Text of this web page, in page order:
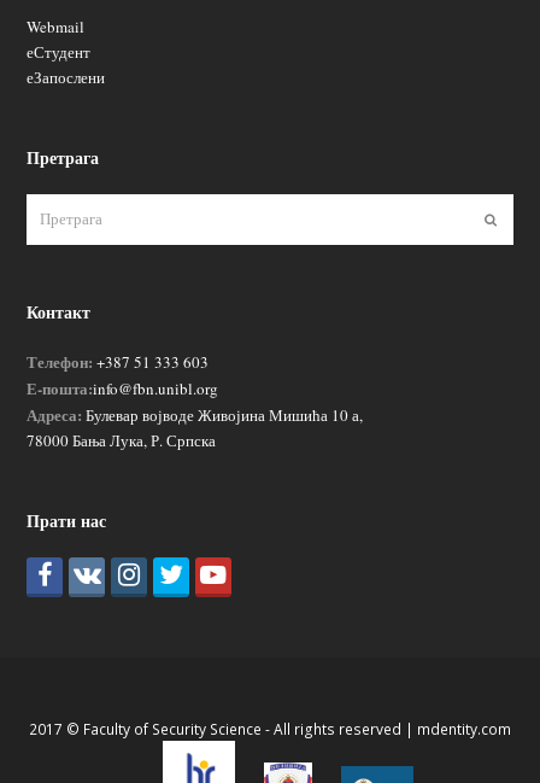
Webmail
еСтудент
еЗапослени
Претрага
Контакт
Телефон: +387 51 333 603
Е-пошта:info@fbn.unibl.org
Адреса: Булевар војводе Живојина Мишића 10 а,
78000 Бања Лука, Р. Српска
Прати нас
2017 © Faculty of Security Science - All rights reserved | mdentity.com